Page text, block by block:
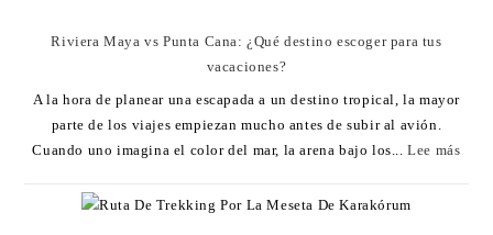
Riviera Maya vs Punta Cana: ¿Qué destino escoger para tus
vacaciones?
A la hora de planear una escapada a un destino tropical, la mayor
parte de los viajes empiezan mucho antes de subir al avión.
Cuando uno imagina el color del mar, la arena bajo los...Lee más